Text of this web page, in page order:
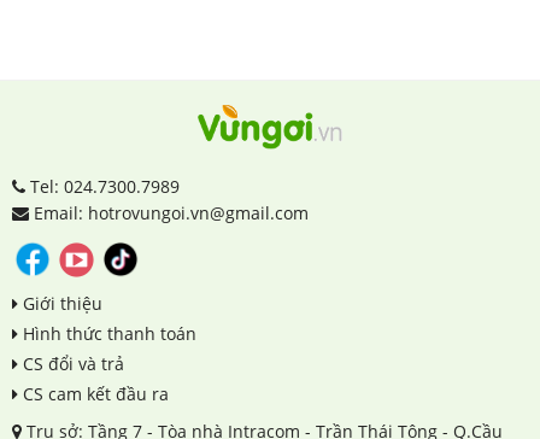
Tel: 024.7300.7989
Email: hotrovungoi.vn@gmail.com
Giới thiệu
Hình thức thanh toán
CS đổi và trả
CS cam kết đầu ra
Trụ sở: Tầng 7 - Tòa nhà Intracom - Trần Thái Tông - Q.Cầu